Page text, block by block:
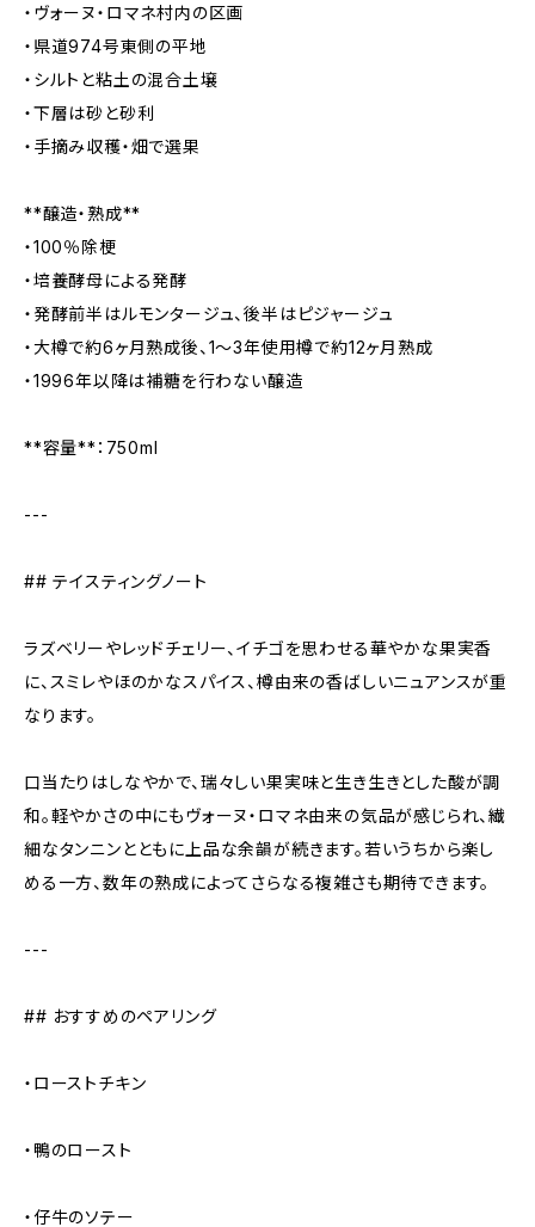
・ヴォーヌ・ロマネ村内の区画
・県道974号東側の平地
・シルトと粘土の混合土壌
・下層は砂と砂利
・手摘み収穫・畑で選果
**醸造・熟成**
・100％除梗
・培養酵母による発酵
・発酵前半はルモンタージュ、後半はピジャージュ
・大樽で約6ヶ月熟成後、1〜3年使用樽で約12ヶ月熟成
・1996年以降は補糖を行わない醸造
**容量**：750ml
---
## テイスティングノート
ラズベリーやレッドチェリー、イチゴを思わせる華やかな果実香
に、スミレやほのかなスパイス、樽由来の香ばしいニュアンスが重
なります。
口当たりはしなやかで、瑞々しい果実味と生き生きとした酸が調
和。軽やかさの中にもヴォーヌ・ロマネ由来の気品が感じられ、繊
細なタンニンとともに上品な余韻が続きます。若いうちから楽し
める一方、数年の熟成によってさらなる複雑さも期待できます。
---
## おすすめのペアリング
・ローストチキン
・鴨のロースト
・仔牛のソテー